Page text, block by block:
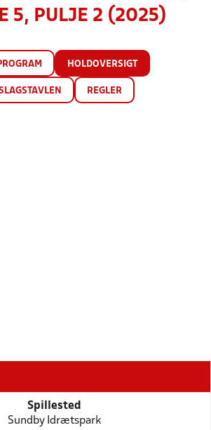
5, PULJE 2 (2025)
HOLDOVERSIGT
REGLER
Spillested
Sundby Idrætspark